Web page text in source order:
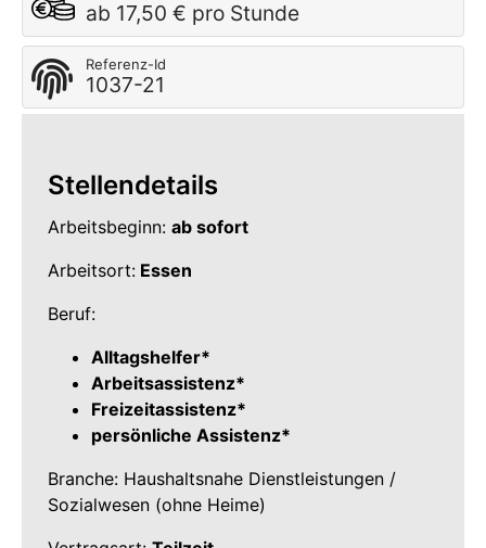
ab 17,50 € pro Stunde
Referenz-Id
1037-21
Stellendetails
Arbeitsbeginn: ab sofort
Arbeitsort: Essen
Beruf:
Alltagshelfer*
Arbeitsassistenz*
Freizeitassistenz*
persönliche Assistenz*
Branche: Haushaltsnahe Dienstleistungen /
Sozialwesen (ohne Heime)